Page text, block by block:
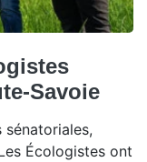
Savoie
Écologistes ont